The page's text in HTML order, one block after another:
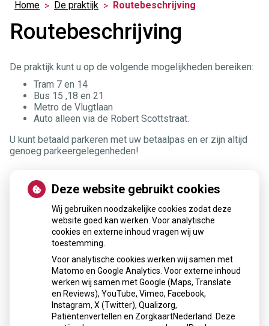
Home De praktijk Routebeschrijving
Routebeschrijving
De praktijk kunt u op de volgende mogelijkheden bereiken:
Tram 7 en 14
Bus 15 ,18 en 21
Metro de Vlugtlaan
Auto alleen via de Robert Scottstraat.
U kunt betaald parkeren met uw betaalpas en er zijn altijd
genoeg parkeergelegenheden!
U heeft geen toestemming gegeven voor
externe inhoud
die nodig is om dit te
Cookie-instellingen wijzigen
Deze website gebruikt cookies
Wij gebruiken noodzakelijke cookies zodat deze
website goed kan werken. Voor analytische
cookies en externe inhoud vragen wij uw
toestemming.
Voor analytische cookies werken wij samen met
Matomo en Google Analytics. Voor externe inhoud
werken wij samen met Google (Maps, Translate
en Reviews), YouTube, Vimeo, Facebook,
Instagram, X (Twitter), Qualizorg,
Patiëntenvertellen en ZorgkaartNederland. Deze